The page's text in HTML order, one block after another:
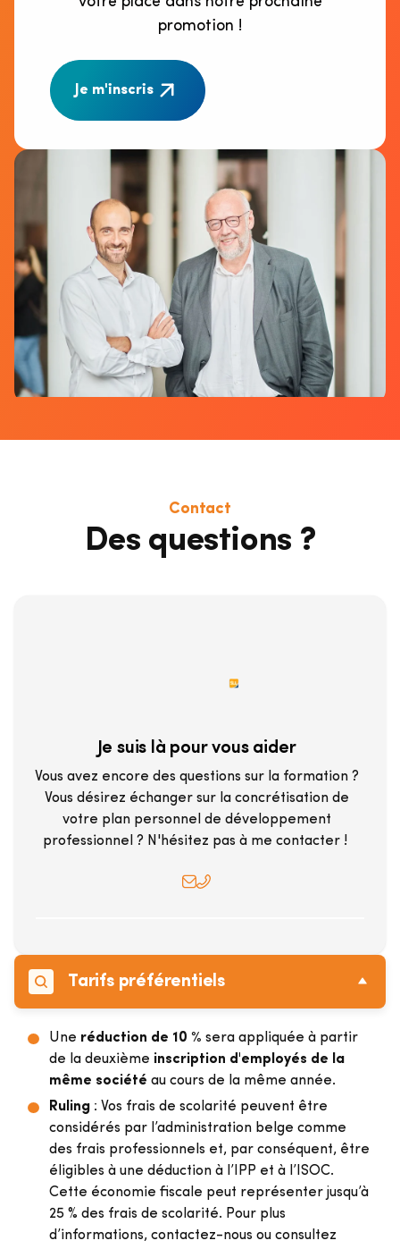
promotion !
Je m'inscris
Contact
Des questions ?
Je suis là pour vous aider
Vous avez encore des questions sur la formation ?
Vous désirez échanger sur la concrétisation de
votre plan personnel de développement
professionnel ? N'hésitez pas à me contacter !
Tarifs préférentiels
Une réduction de 10 % sera appliquée à partir
de la deuxième inscription d'employés de la
même société au cours de la même année.
Ruling : Vos frais de scolarité peuvent être
considérés par l’administration belge comme
des frais professionnels et, par conséquent, être
éligibles à une déduction à l’IPP et à l’ISOC.
Cette économie fiscale peut représenter jusqu’à
25 % des frais de scolarité. Pour plus
d’informations, contactez-nous ou consultez